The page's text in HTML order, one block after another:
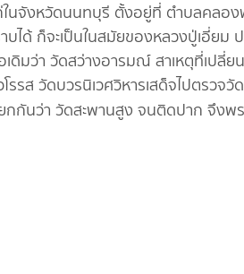
ในจังหวัดนนทบุรี ตั้งอยู่ที่ ตำบลคลอ
ได้ ก็จะเป็นในสมัยของหลวงปู่เอี่ยม
ดิมว่า วัดสว่างอารมณ์ สาเหตุที่เปลี่ย
รส วัดบวรนิเวศวิหารเสด็จไปตรวจ
กกันว่า วัดสะพานสูง จนติดปาก จึงพร